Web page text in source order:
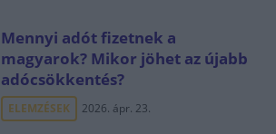
Mennyi adót fizetnek a
magyarok? Mikor jöhet az újabb
adócsökkentés?
ELEMZÉSEK 2026. ápr. 23.